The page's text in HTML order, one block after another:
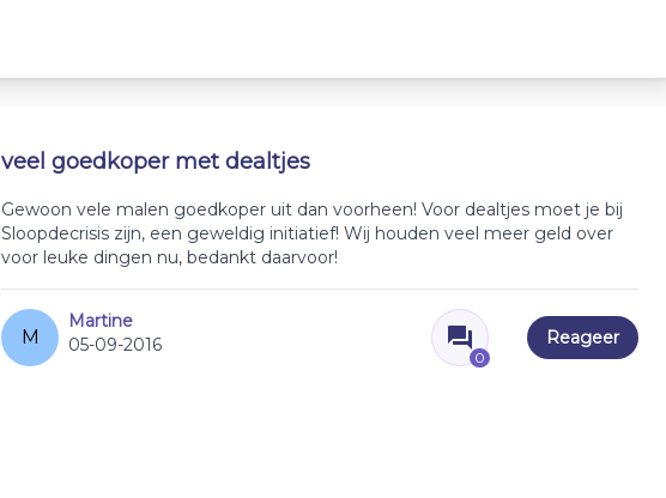
veel goedkoper met dealtjes
Gewoon vele malen goedkoper uit dan voorheen! Voor dealtjes moet je bij
Sloopdecrisis zijn, een geweldig initiatief! Wij houden veel meer geld over
voor leuke dingen nu, bedankt daarvoor!
M
Martine
05-09-2016
0
Reageer